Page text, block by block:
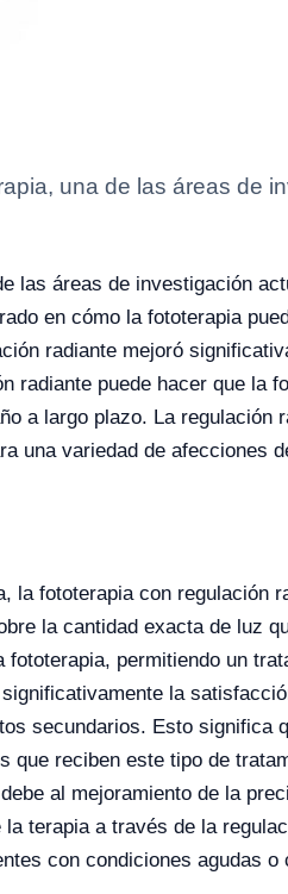
una de las áreas de
las áreas de investigación
en cómo la fototerapia
radiante mejoró
radiante puede hacer que la
a largo plazo. La regulación
una variedad de afecciones
fototerapia con regulación
la cantidad exacta de luz
permitiendo un
la
secundarios. Esto significa
que reciben este tipo de
al mejoramiento de la
la terapia a través de la
con condiciones agudas